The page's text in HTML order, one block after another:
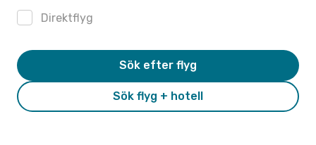
Direktflyg
Sök flyg + hotell
Sök efter flyg